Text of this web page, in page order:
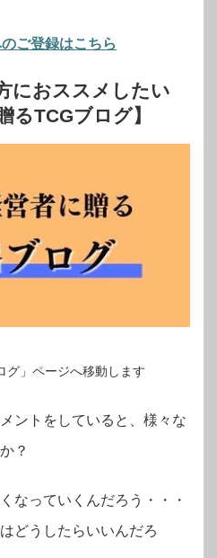
ご登録はこちら
におススメしたい
るTCGブログ】
」ページへ移動します
ントをしていると、様々な
？
なっていくんだろう・・・
どうしたらいいんだろ